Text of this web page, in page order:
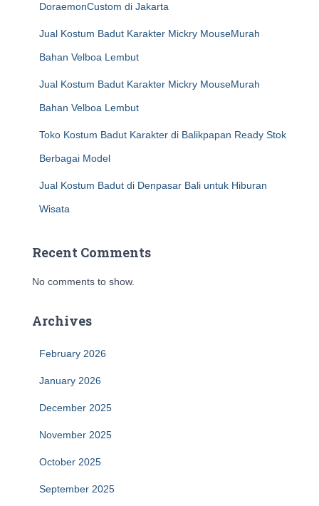
DoraemonCustom di Jakarta
Jual Kostum Badut Karakter Mickry MouseMurah
Bahan Velboa Lembut
Jual Kostum Badut Karakter Mickry MouseMurah
Bahan Velboa Lembut
Toko Kostum Badut Karakter di Balikpapan Ready Stok
Berbagai Model
Jual Kostum Badut di Denpasar Bali untuk Hiburan
Wisata
Recent Comments
No comments to show.
Archives
February 2026
January 2026
December 2025
November 2025
October 2025
September 2025